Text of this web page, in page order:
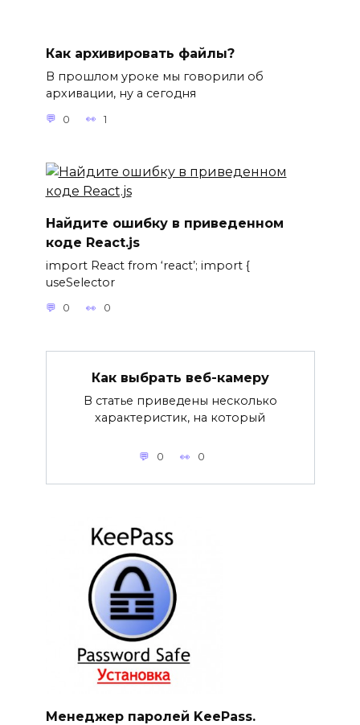
Как архивировать файлы?
В прошлом уроке мы говорили об
архивации, ну а сегодня
0 1
Найдите ошибку в приведенном
коде React.js
import React from ‘react’; import {
useSelector
0 0
Как выбрать веб-камеру
В статье приведены несколько
характеристик, на который
0 0
Менеджер паролей KeePass.